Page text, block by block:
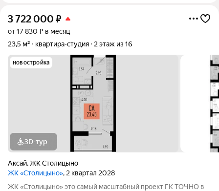
3 722 000 ₽
от 17 830 ₽ в месяц
23,5 м²
квартира-студия 2 этаж из 16
новостройка
3D-тур
Аксай,ЖК Столицыно
ЖК «Столицыно», 2 квартал 2028
ЖК «Столицыно» это самый масштабный проект ГК ТОЧНО в